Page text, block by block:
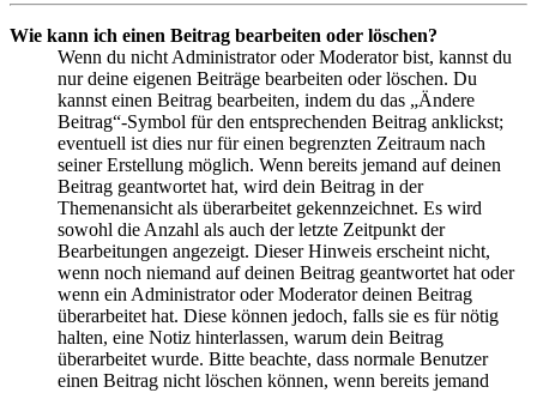
Wie kann ich einen Beitrag bearbeiten oder löschen?
Wenn du nicht Administrator oder Moderator bist, kannst du
nur deine eigenen Beiträge bearbeiten oder löschen. Du
kannst einen Beitrag bearbeiten, indem du das „Ändere
Beitrag“-Symbol für den entsprechenden Beitrag anklickst;
eventuell ist dies nur für einen begrenzten Zeitraum nach
seiner Erstellung möglich. Wenn bereits jemand auf deinen
Beitrag geantwortet hat, wird dein Beitrag in der
Themenansicht als überarbeitet gekennzeichnet. Es wird
sowohl die Anzahl als auch der letzte Zeitpunkt der
Bearbeitungen angezeigt. Dieser Hinweis erscheint nicht,
wenn noch niemand auf deinen Beitrag geantwortet hat oder
wenn ein Administrator oder Moderator deinen Beitrag
überarbeitet hat. Diese können jedoch, falls sie es für nötig
halten, eine Notiz hinterlassen, warum dein Beitrag
überarbeitet wurde. Bitte beachte, dass normale Benutzer
einen Beitrag nicht löschen können, wenn bereits jemand